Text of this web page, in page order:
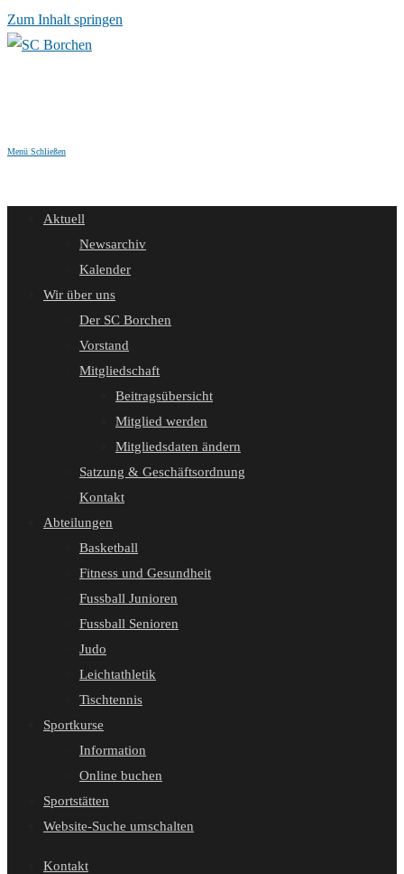
Zum Inhalt springen
Menü Schließen
Aktuell
Newsarchiv
Kalender
Wir über uns
Der SC Borchen
Vorstand
Mitgliedschaft
Beitragsübersicht
Mitglied werden
Mitgliedsdaten ändern
Satzung & Geschäftsordnung
Kontakt
Abteilungen
Basketball
Fitness und Gesundheit
Fussball Junioren
Fussball Senioren
Judo
Leichtathletik
Tischtennis
Sportkurse
Information
Online buchen
Sportstätten
Website-Suche umschalten
Kontakt